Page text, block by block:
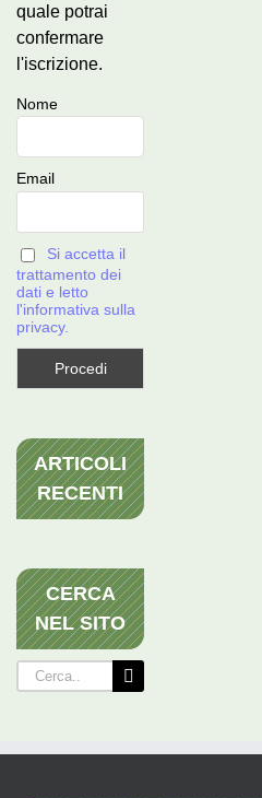
quale potrai
confermare
l'iscrizione.
Nome
Email
Si accetta il
trattamento dei
dati e letto
l'informativa sulla
privacy.
ARTICOLI
RECENTI
CERCA
NEL SITO
Cerca
per: